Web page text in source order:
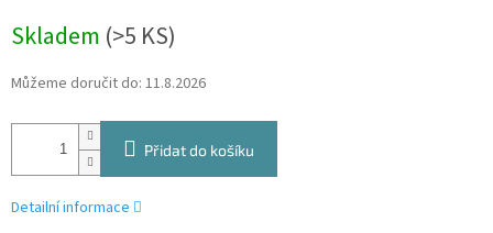
cena:
Skladem (>5 KS)
Můžeme doručit do: 11.8.2026
Přidat do košíku
Detailní informace